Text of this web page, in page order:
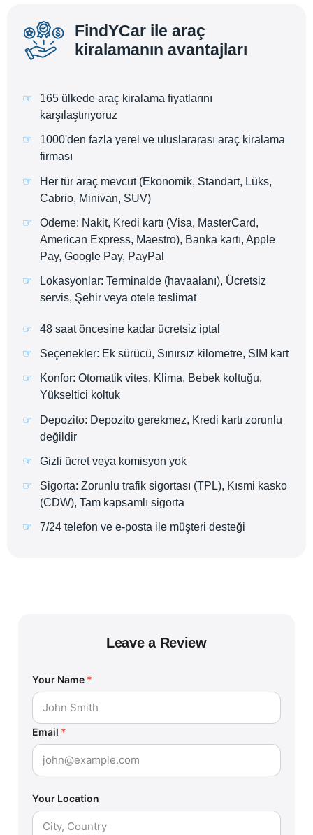
FindYCar ile araç
kiralamanın avantajları
165 ülkede araç kiralama fiyatlarını
karşılaştırıyoruz
1000'den fazla yerel ve uluslararası araç kiralama
firması
Her tür araç mevcut (Ekonomik, Standart, Lüks,
Cabrio, Minivan, SUV)
Ödeme: Nakit, Kredi kartı (Visa, MasterCard,
American Express, Maestro), Banka kartı, Apple
Pay, Google Pay, PayPal
Lokasyonlar: Terminalde (havaalanı), Ücretsiz
servis, Şehir veya otele teslimat
48 saat öncesine kadar ücretsiz iptal
Seçenekler: Ek sürücü, Sınırsız kilometre, SIM kart
Konfor: Otomatik vites, Klima, Bebek koltuğu,
Yükseltici koltuk
Depozito: Depozito gerekmez, Kredi kartı zorunlu
değildir
Gizli ücret veya komisyon yok
Sigorta: Zorunlu trafik sigortası (TPL), Kısmi kasko
(CDW), Tam kapsamlı sigorta
7/24 telefon ve e-posta ile müşteri desteği
Leave a Review
Your Name *
Email *
Your Location